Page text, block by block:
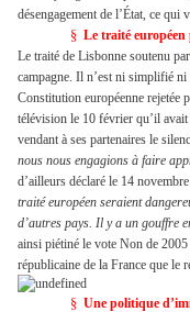
désengagement de l’État, ce qui
§ Le traité européen
Le traité de Lisbonne soutenu
campagne. Il n’est ni simplifié ni
Constitution européenne rejetée
télévision le 10 février qu’il
vendant à ses partenaires le
nous nous engagions à faire
d’ailleurs déclaré le 14
traité européen seraient
d’autres pays. Il y a un gouffre
ainsi piétiné le vote Non de
républicaine de la France que le
§ Une politique